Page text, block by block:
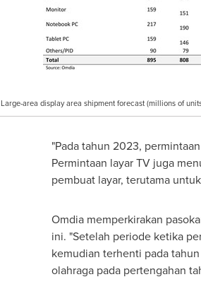
Large-area display area shipment forecast (millions of
"Pada tahun 2023,
Permintaan layar TV juga
pembuat layar, terutama
Omdia memperkirakan
ini. "Setelah periode ketika
kemudian terhenti pada
olahraga pada pertengahan